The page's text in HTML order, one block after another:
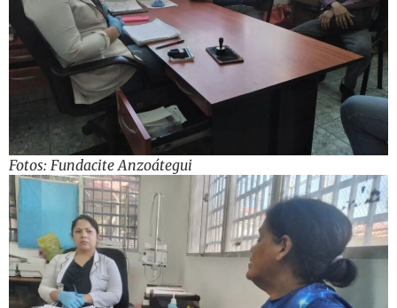
Fotos: Fundacite Anzoátegui